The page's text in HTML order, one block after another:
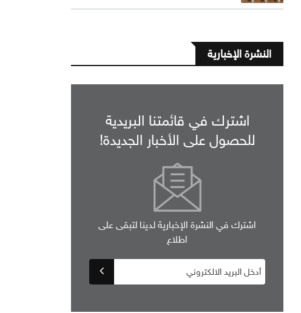
النشرة الإخبارية
اشترك في قائمتنا البريدية
للحصول على الأخبار الجديدة!
اشترك في النشرة الإخبارية لدينا لتبقى على
اطلاع